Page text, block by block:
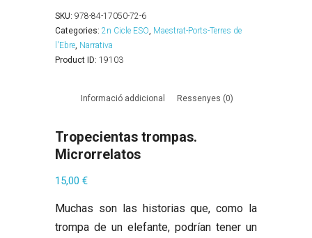
SKU: 978-84-17050-72-6
Categories: 2n Cicle ESO, Maestrat-Ports-Terres de
l'Ebre, Narrativa
Product ID: 19103
Informació addicional Ressenyes (0)
Tropecientas trompas.
Microrrelatos
15,00 €
Muchas son las historias que, como la
trompa de un elefante, podrían tener un